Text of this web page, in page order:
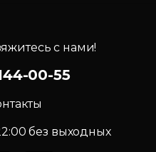
с нами!
00-55
без выходных